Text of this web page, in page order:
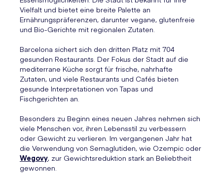
Vielfalt und bietet eine breite Palette an
Ernährungspräferenzen, darunter vegane, glutenfreie
und Bio-Gerichte mit regionalen Zutaten.
Barcelona sichert sich den dritten Platz mit 704
gesunden Restaurants. Der Fokus der Stadt auf die
mediterrane Küche sorgt für frische, nahrhafte
Zutaten, und viele Restaurants und Cafés bieten
gesunde Interpretationen von Tapas und
Fischgerichten an.
Besonders zu Beginn eines neuen Jahres nehmen sich
viele Menschen vor, ihren Lebensstil zu verbessern
oder Gewicht zu verlieren. Im vergangenen Jahr hat
die Verwendung von Semaglutiden, wie Ozempic oder
Wegovy, zur Gewichtsreduktion stark an Beliebtheit
gewonnen.